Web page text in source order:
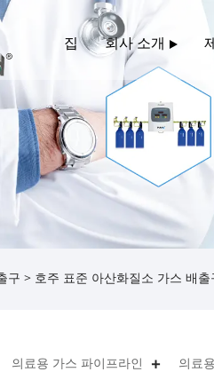
집 회사 소개
구 > 호주 표준 아산화질소 가스 배출
의료용 가스 파이프라인 의료